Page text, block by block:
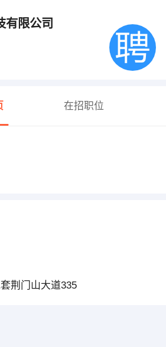
有限公司
在招职位
荆门山大道335